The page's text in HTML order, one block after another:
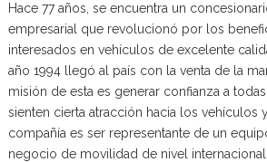
Hace 77 años, se encuentra un
empresarial que revolucionó por los
interesados en vehículos de excelente
año 1994 llegó al país con la venta de la
misión de esta es generar confianza a
sienten cierta atracción hacia los vehículos
compañía es ser representante de un
negocio de movilidad de nivel internacional.